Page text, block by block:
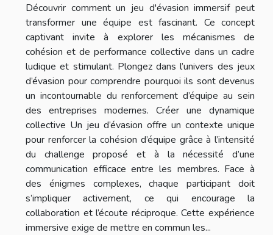
Découvrir comment un jeu d'évasion immersif peut
transformer une équipe est fascinant. Ce concept
captivant invite à explorer les mécanismes de
cohésion et de performance collective dans un cadre
ludique et stimulant. Plongez dans l’univers des jeux
d’évasion pour comprendre pourquoi ils sont devenus
un incontournable du renforcement d’équipe au sein
des entreprises modernes. Créer une dynamique
collective Un jeu d’évasion offre un contexte unique
pour renforcer la cohésion d’équipe grâce à l’intensité
du challenge proposé et à la nécessité d’une
communication efficace entre les membres. Face à
des énigmes complexes, chaque participant doit
s’impliquer activement, ce qui encourage la
collaboration et l’écoute réciproque. Cette expérience
immersive exige de mettre en commun les...